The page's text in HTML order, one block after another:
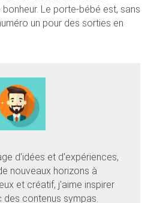
Le porte-bébé est, sans
un pour des sorties en
d'idées et d'expériences,
nouveaux horizons à
et créatif, j'aime inspirer
contenus sympas.